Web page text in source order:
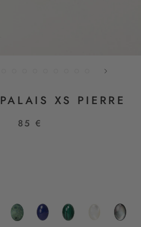
XS PIERRE
85 €
Jaspe
Kombaba
Lapis
Lazuli
Malachite
Nacre
Grise